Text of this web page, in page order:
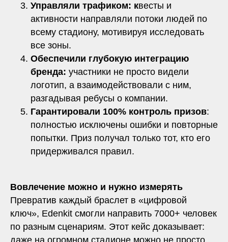
Управляли трафиком: квесты и
активности направляли потоки людей по
всему стадиону, мотивируя исследовать
все зоны.
Обеспечили глубокую интеграцию
бренда: участники не просто видели
логотип, а взаимодействовали с ним,
разгадывая ребусы о компании.
Гарантировали 100% контроль призов:
полностью исключены ошибки и повторные
попытки. Приз получал только тот, кто его
придерживался правил.
Вовлечение можно и нужно измерять
Превратив каждый браслет в «цифровой
ключ», Edenkit смогли направить 7000+ человек
по разным сценариям. Этот кейс доказывает: